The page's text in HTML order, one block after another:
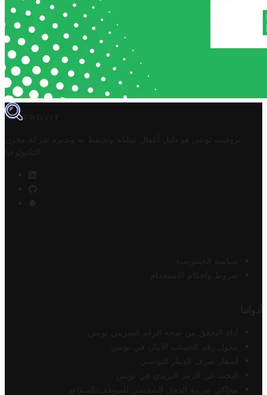
TROVIT
تروفيت تونس هو دليل أعمال تملكه وتحتفظ به وتديره
شركة مخزن
التكنولوجيا
سياسة الخصوصية
شروط وأحكام الاستخدام
أدواتنا
أداة التحقق من صحة الرقم الضريبي تونس
محول رقم الحساب الآيبان في تونس
أسعار صرف الدينار التونسي
البحث عن الرمز البريدي في تونس
محاكي ضريبة الدخل الشخصي للموظف/المتقاعد